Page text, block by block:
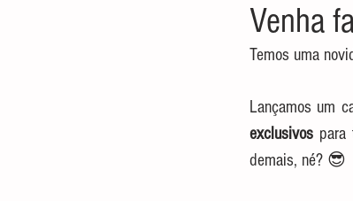
Venha
Temos uma
Lançamos um
exclusivos para
demais, né? 😎